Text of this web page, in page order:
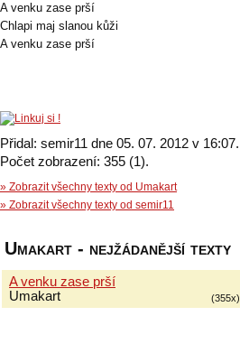
A venku zase prší
Chlapi maj slanou kůži
A venku zase prší
Přidal: semir11 dne 05. 07. 2012 v 16:07.
Počet zobrazení: 355 (1).
» Zobrazit všechny texty od Umakart
» Zobrazit všechny texty od semir11
Umakart - nejžádanější texty
A venku zase prší
Umakart
(355x)